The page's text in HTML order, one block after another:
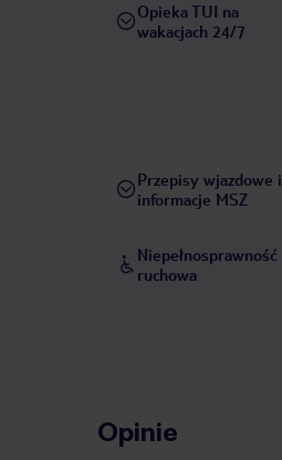
Opieka TUI na
wakacjach 24/7
Przepisy wjazdowe i
informacje MSZ
Niepełnosprawność
ruchowa
Opinie